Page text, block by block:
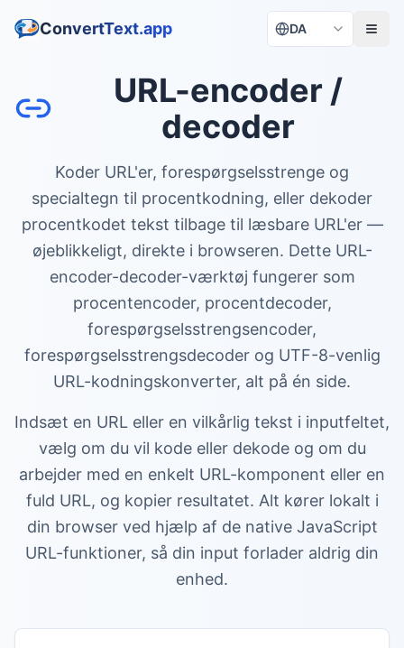
ConvertText.app DA
URL-encoder /
decoder
Koder URL'er, forespørgselsstrenge og
specialtegn til procentkodning, eller dekoder
procentkodet tekst tilbage til læsbare URL'er —
øjeblikkeligt, direkte i browseren. Dette URL-
encoder-decoder-værktøj fungerer som
procentencoder, procentdecoder,
forespørgselsstrengs­encoder,
forespørgselsstrengs­decoder og UTF-8-venlig
URL-kodningskonverter, alt på én side.
Indsæt en URL eller en vilkårlig tekst i inputfeltet,
vælg om du vil kode eller dekode og om du
arbejder med en enkelt URL-komponent eller en
fuld URL, og kopier resultatet. Alt kører lokalt i
din browser ved hjælp af de native JavaScript
URL-funktioner, så din input forlader aldrig din
enhed.